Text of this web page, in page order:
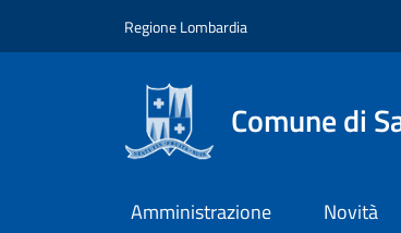
Regione Lombardia
Comune di
Amministrazione Novità